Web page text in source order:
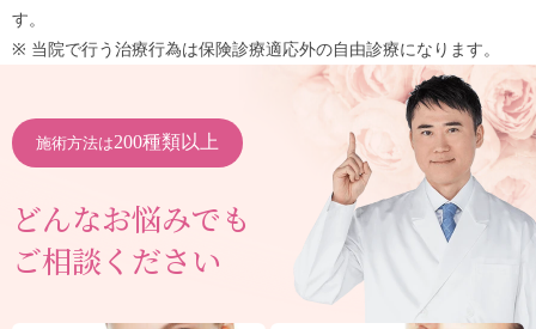
す。
※ 当院で行う治療行為は保険診療適応外の自由診療になります。
施術方法は200種類以上
どんなお悩みでも
ご相談ください